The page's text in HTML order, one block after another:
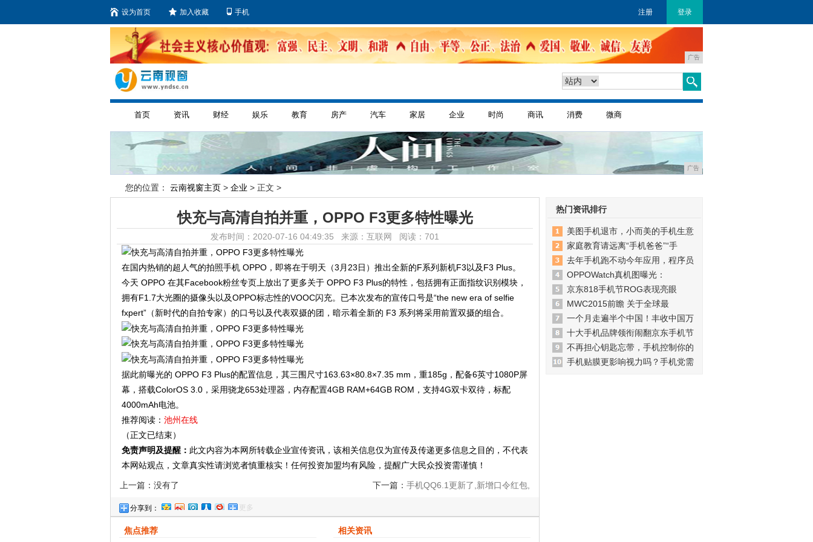
设为首页 加入收藏 手机 注册 登录
广告
首页 资讯 财经 娱乐 教育 房产 汽车 家居 企业 时尚 商讯 消费 微商
广告
您的位置： 云南视窗主页 > 企业 > 正文 >
快充与高清自拍并重，OPPO F3更多特性曝光
发布时间：2020-07-16 04:49:35 来源：互联网 阅读：701
在国内热销的超人气的拍照手机 OPPO，即将在于明天（3月23日）推出全新的F系列新机F3以及F3 Plus。
今天 OPPO 在其Facebook粉丝专页上放出了更多关于 OPPO F3 Plus的特性，包括拥有正面指纹识别模块，
拥有F1.7大光圈的摄像头以及OPPO标志性的VOOC闪充。已本次发布的宣传口号是“the new era of selfie
fxpert”（新时代的自拍专家）的口号以及代表双摄的团，暗示着全新的 F3 系列将采用前置双摄的组合。
据此前曝光的 OPPO F3 Plus的配置信息，其三围尺寸163.63×80.8×7.35 mm，重185g，配备6英寸1080P屏
幕，搭载ColorOS 3.0，采用骁龙653处理器，内存配置4GB RAM+64GB ROM，支持4G双卡双待，标配
4000mAh电池。
推荐阅读： 池州在线
（正文已结束）
免责声明及提醒： 此文内容为本网所转载企业宣传资讯，该相关信息仅为宣传及传递更多信息之目的，不代表
本网站观点，文章真实性请浏览者慎重核实！任何投资加盟均有风险，提醒广大民众投资需谨慎！
上一篇：没有了 下一篇： 手机QQ6.1更新了,新增口令红包,
分享到： 更多
焦点推荐 相关资讯
热门资讯排行
美图手机退市，小而美的手机生意
家庭教育请远离“手机爸爸”“手
去年手机跑不动今年应用，程序员
OPPOWatch真机图曝光：
京东818手机节ROG表现亮眼
MWC2015前瞻 关于全球最
一个月走遍半个中国！丰收中国万
十大手机品牌领衔闹翻京东手机节
不再担心钥匙忘带，手机控制你的
手机贴膜更影响视力吗？手机党需